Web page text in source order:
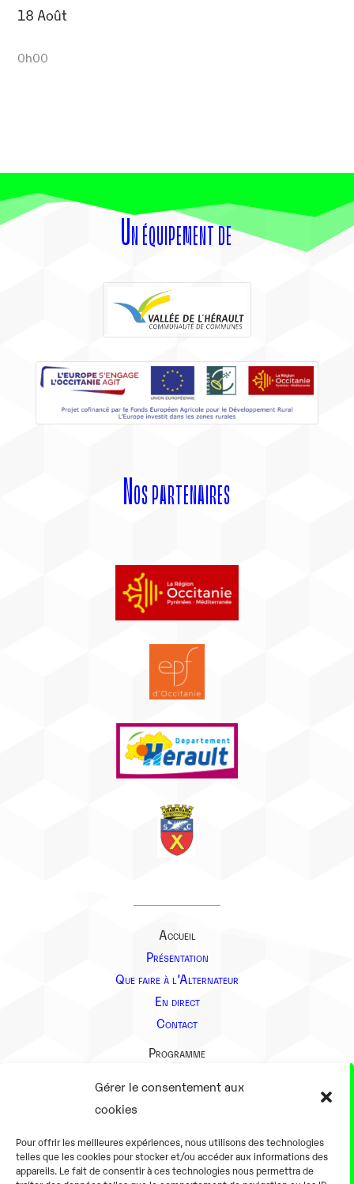
Gérer le consentement aux
cookies
Pour offrir les meilleures expériences, nous utilisons des technologies
telles que les cookies pour stocker et/ou accéder aux informations des
appareils. Le fait de consentir à ces technologies nous permettra de
18 Août
0h00
Un équipement de
Nos partenaires
Accueil
Présentation
Que faire à l’Alternateur
En direct
Contact
Programme
Présentation
En pratique
Tarifs et horaires